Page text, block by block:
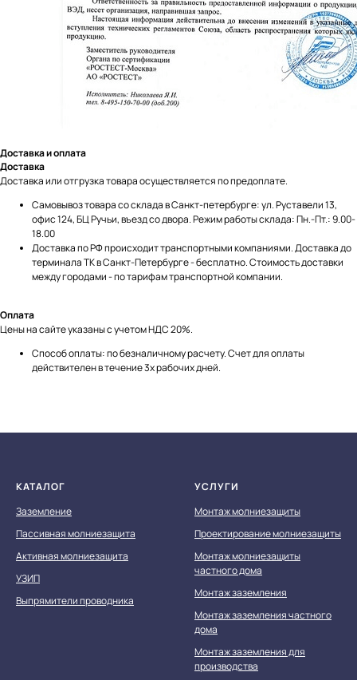
Доставка и оплата
Доставка
Доставка или отгрузка товара осуществляется по предоплате.
Самовывоз товара со склада в Санкт-петербурге: ул. Руставели 13,
офис 124, БЦ Ручьи, въезд со двора. Режим работы склада: Пн.-Пт.: 9.00-
18.00
Доставка по РФ происходит транспортными компаниями. Доставка до
терминала ТК в Санкт-Петербурге - бесплатно. Стоимость доставки
между городами - по тарифам транспортной компании.
Оплата
Цены на сайте указаны с учетом НДС 20%.
Способ оплаты: по безналичному расчету. Счет для оплаты
действителен в течение 3х рабочих дней.
КАТАЛОГ
Заземление
Пассивная молниезащита
Активная молниезащита
УЗИП
Выпрямители проводника
УСЛУГИ
Монтаж молниезащиты
Проектирование молниезащиты
Монтаж молниезащиты
частного дома
Монтаж заземления
Монтаж заземления частного
дома
Монтаж заземления для
производства
Мы принимаем к оплате: